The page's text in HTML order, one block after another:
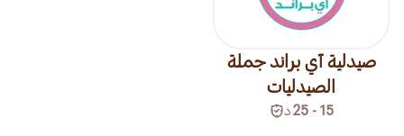
صيدلية آي براند جملة
الصيدليات
15 - 25 د